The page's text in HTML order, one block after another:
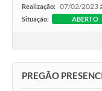
Realização: 07/02/2023
Situação: ABERTO
PREGÃO